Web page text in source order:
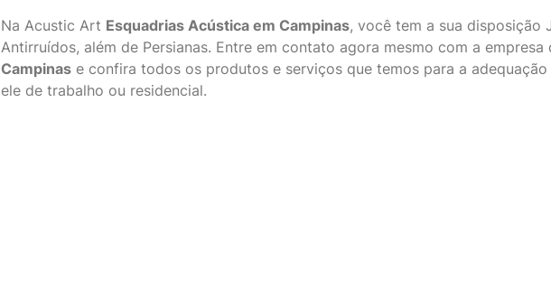
Na Acustic Art Esquadrias Acústica em Campinas, você tem a sua disposição
Antirruídos, além de Persianas. Entre em contato agora mesmo com a empresa
Campinase confira todos os produtos e serviços que temos para a adequação
ele de trabalho ou residencial.